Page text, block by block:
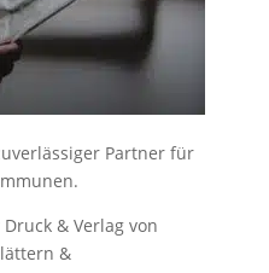
Partner für
Druck & Verlag von
&